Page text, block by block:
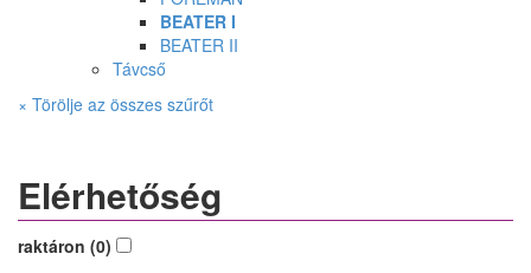
BEATER I
BEATER II
Távcső
× Törölje az összes szűrőt
Elérhetőség
raktáron (0)